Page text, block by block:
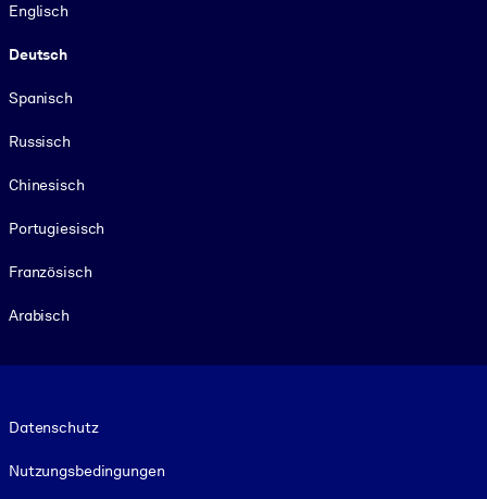
Englisch
Deutsch
Spanisch
Russisch
Chinesisch
Portugiesisch
Französisch
Arabisch
Datenschutz
Nutzungsbedingungen